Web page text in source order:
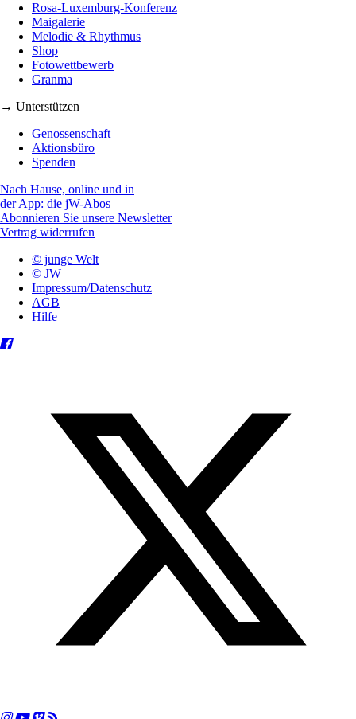
Rosa-Luxemburg-Konferenz
Maigalerie
Melodie & Rhythmus
Shop
Fotowettbewerb
Granma
→ Unterstützen
Genossenschaft
Aktionsbüro
Spenden
Nach Hause, online und in
der App: die jW-Abos
Abonnieren Sie unsere Newsletter
Vertrag widerrufen
© junge Welt
© JW
Impressum/Datenschutz
AGB
Hilfe